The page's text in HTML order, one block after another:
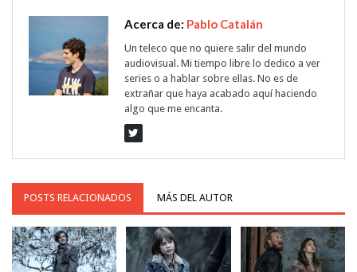
Acerca de: Pablo Catalán
Un teleco que no quiere salir del mundo
audiovisual. Mi tiempo libre lo dedico a ver
series o a hablar sobre ellas. No es de
extrañar que haya acabado aquí haciendo
algo que me encanta.
POSTS RELACIONADOS MÁS DEL AUTOR